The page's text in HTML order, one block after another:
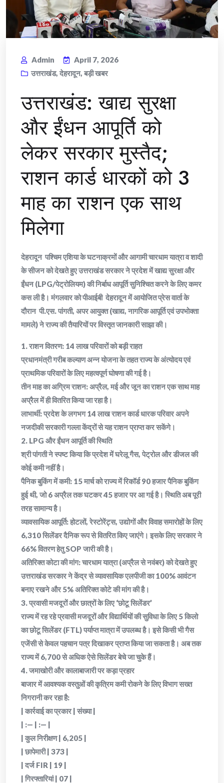
Admin
April 7, 2026
उत्तराखंड, देहरादून, बड़ी खबर
उत्तराखंड: खाद्य सुरक्षा
और ईंधन आपूर्ति को
लेकर सरकार मुस्तैद;
राशन कार्ड धारकों को 3
माह का राशन एक साथ
मिलेगा
देहरादून पश्चिम एशिया के घटनाक्रमों और आगामी चारधाम यात्रा व शादी
के सीजन को देखते हुए उत्तराखंड सरकार ने प्रदेश में खाद्य सुरक्षा और
ईंधन (LPG/पेट्रोलियम) की निर्बाध आपूर्ति सुनिश्चित करने के लिए कमर
कस ली है। मंगलवार को पीआईबी देहरादून में आयोजित प्रेस वार्ता के
दौरान पी.एस. पांगती, अपर आयुक्त (खाद्य, नागरिक आपूर्ति एवं उपभोक्ता
मामले) ने राज्य की तैयारियों पर विस्तृत जानकारी साझा की।
​1. राशन वितरण: 14 लाख परिवारों को बड़ी राहत
​प्रधानमंत्री गरीब कल्याण अन्न योजना के तहत राज्य के अंत्योदय एवं
प्राथमिक परिवारों के लिए महत्वपूर्ण घोषणा की गई है।
​तीन माह का अग्रिम राशन: अप्रैल, मई और जून का राशन एक साथ माह
अप्रैल में ही वितरित किया जा रहा है।
​लाभार्थी: प्रदेश के लगभग 14 लाख राशन कार्ड धारक परिवार अपने
नजदीकी सरकारी गल्ला केंद्रों से यह राशन प्राप्त कर सकेंगे।
​2. LPG और ईंधन आपूर्ति की स्थिति
​श्री पांगती ने स्पष्ट किया कि प्रदेश में घरेलू गैस, पेट्रोल और डीजल की
कोई कमी नहीं है।
​पैनिक बुकिंग में कमी: 15 मार्च को राज्य में रिकॉर्ड 90 हजार पैनिक बुकिंग
हुई थी, जो 6 अप्रैल तक घटकर 45 हजार पर आ गई है। स्थिति अब पूरी
तरह सामान्य है।
​व्यावसायिक आपूर्ति: होटलों, रेस्टोरेंट्स, उद्योगों और विवाह समारोहों के लिए
6,310 सिलेंडर दैनिक रूप से वितरित किए जाएंगे। इसके लिए सरकार ने
66% वितरण हेतु SOP जारी की है।
​अतिरिक्त कोटा की मांग: चारधाम यात्रा (अप्रैल से नवंबर) को देखते हुए
उत्तराखंड सरकार ने केंद्र से व्यावसायिक एलपीजी का 100% आवंटन
बनाए रखने और 5% अतिरिक्त कोटे की मांग की है।
​3. प्रवासी मजदूरों और छात्रों के लिए ‘छोटू सिलेंडर’
​राज्य में रह रहे प्रवासी मजदूरों और विद्यार्थियों की सुविधा के लिए 5 किलो
का छोटू सिलेंडर (FTL) पर्याप्त मात्रा में उपलब्ध है। इसे किसी भी गैस
एजेंसी से केवल पहचान पत्र दिखाकर प्राप्त किया जा सकता है। अब तक
राज्य में 6,700 से अधिक ऐसे सिलेंडर बेचे जा चुके हैं।
​4. जमाखोरी और कालाबाजारी पर कड़ा प्रहार
​बाजार में आवश्यक वस्तुओं की कृत्रिम कमी रोकने के लिए विभाग सख्त
निगरानी कर रहा है:
| कार्रवाई का प्रकार | संख्या |
| :— | :— |
| कुल निरीक्षण | 6,205 |
| छापेमारी | 373 |
| दर्ज FIR | 19 |
| गिरफ्तारियां | 07 |